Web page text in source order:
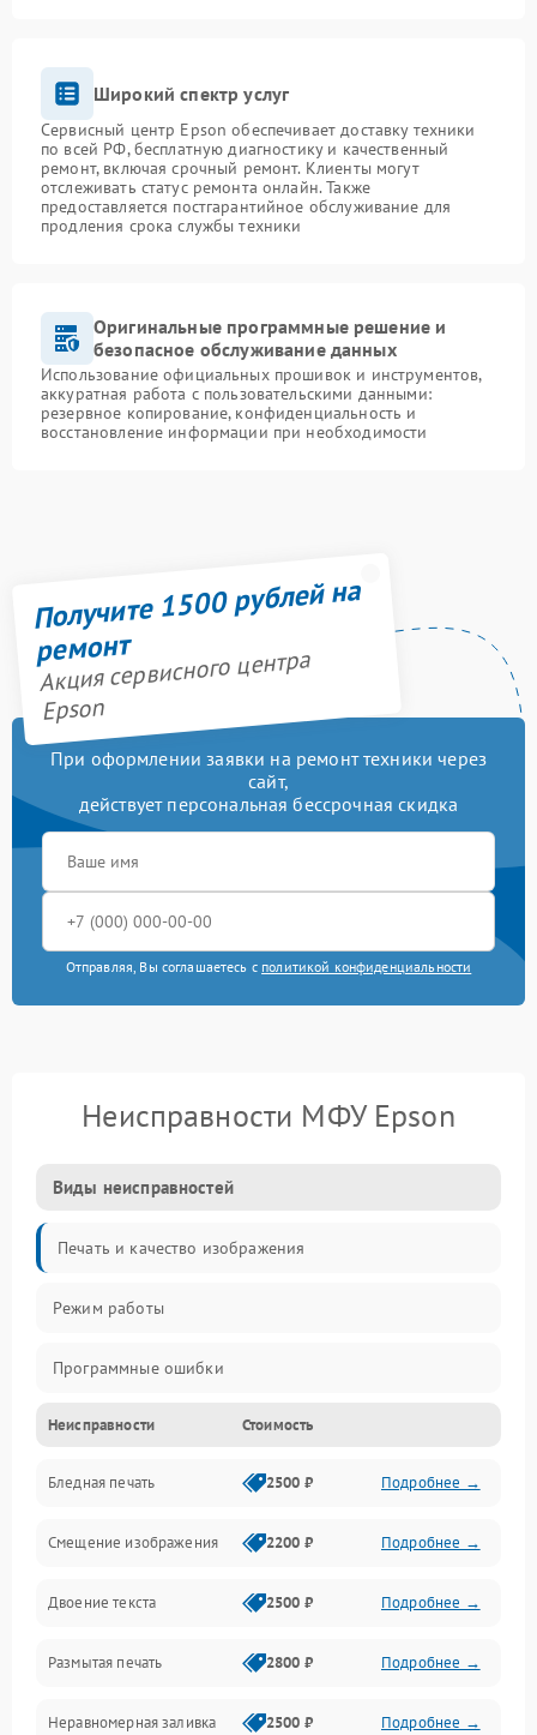
Широкий спектр услуг
Сервисный центр Epson обеспечивает доставку техники
по всей РФ, бесплатную диагностику и качественный
ремонт, включая срочный ремонт. Клиенты могут
отслеживать статус ремонта онлайн. Также
предоставляется постгарантийное обслуживание для
продления срока службы техники
Оригинальные программные решение и
безопасное обслуживание данных
Использование официальных прошивок и инструментов,
аккуратная работа с пользовательскими данными:
резервное копирование, конфиденциальность и
восстановление информации при необходимости
Получите 1500 рублей на
ремонт
Акция сервисного центра
Epson
При оформлении заявки на ремонт техники через
сайт,
действует персональная бессрочная скидка
Отправляя, Вы соглашаетесь с политикой конфиденциальности
Неисправности МФУ Epson
Виды неисправностей
Печать и качество изображения
Режим работы
Программные ошибки
Картриджи и расходники
Сканер и копирование
Механика и узлы
Программные сбои
Подключение и интерфейсы
Дисплей и органы управления
Неисправности Стоимость
Бледная печать 2500 ₽ Подробнее →
Смещение изображения 2200 ₽ Подробнее →
Двоение текста 2500 ₽ Подробнее →
Размытая печать 2800 ₽ Подробнее →
Неравномерная заливка 2500 ₽ Подробнее →